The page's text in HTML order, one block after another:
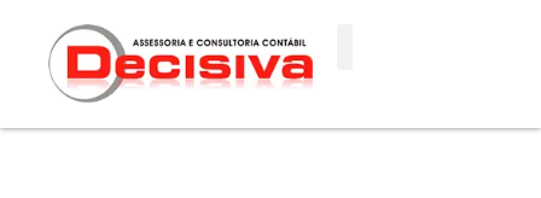
conteúdo